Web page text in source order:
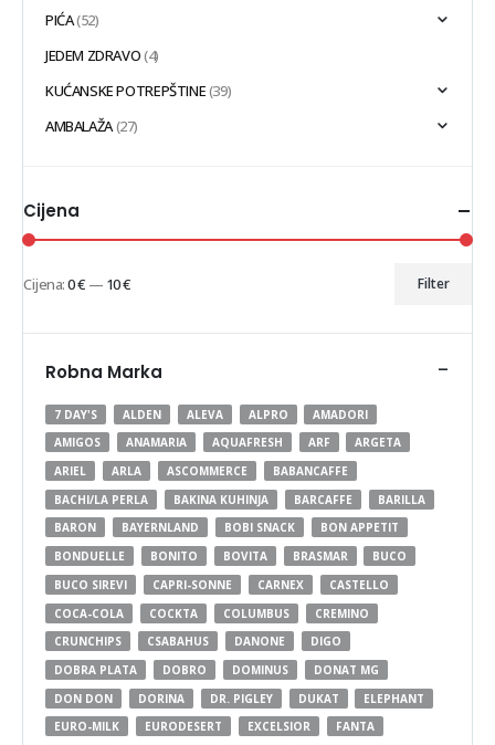
PIĆA(52)
JEDEM ZDRAVO(4)
KUĆANSKE POTREPŠTINE(39)
AMBALAŽA(27)
Cijena
Min
Maks
Filter
Cijena:0 € — 10 €
Robna Marka -
7 DAY'S ALDEN ALEVA ALPRO
AMADORI
AMIGOS
ANAMARIA AQUAFRESH ARF
ARGETA
ARIEL
ARLA ASCOMMERCE
BABANCAFFE
BACHI/LA PERLA
BAKINA KUHINJA BARCAFFE
BARILLA
BARON
BAYERNLAND BOBI SNACK
BON APPETIT
BONDUELLE
BONITO BOVITA BRASMAR
BUCO
BUCO SIREVI
CAPRI-SONNE CARNEX
CASTELLO
COCA-COLA
COCKTA COLUMBUS
CREMINO
CRUNCHIPS
CSABAHUS DANONE
DIGO
DOBRA PLATA
DOBRO DOMINUS
DONAT MG
DON DON
DORINA DR. PIGLEY DUKAT
ELEPHANT
EURO-MILK
EURODESERT EXCELSIOR
FANTA